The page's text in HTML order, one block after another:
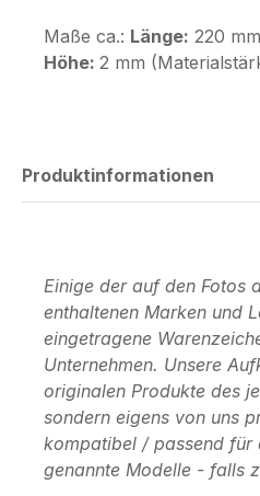
Maße ca.: Länge: 220
Höhe: 2 mm
Produktinformationen
Einige der auf den Fotos
enthaltenen Marken und
eingetragene
Unternehmen. Unsere
originalen Produkte des
sondern eigens von uns
kompatibel / passend für
genannte Modelle - falls